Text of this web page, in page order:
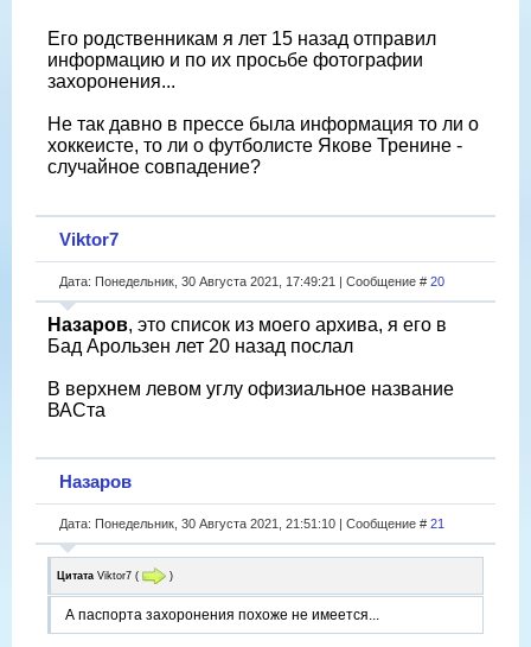
Его родственникам я лет 15 назад отправил
информацию и по их просьбе фотографии
захоронения...
Не так давно в прессе была информация то ли о
хоккеисте, то ли о футболисте Якове Тренине -
случайное совпадение?
Viktor7
Дата: Понедельник, 30 Августа 2021, 17:49:21 | Сообщение # 20
Назаров, это список из моего архива, я его в
Бад Арользен лет 20 назад послал
В верхнем левом углу офизиальное название
ВАСта
Назаров
Дата: Понедельник, 30 Августа 2021, 21:51:10 | Сообщение # 21
Цитата Viktor7 ( )
А паспорта захоронения похоже не имеется...